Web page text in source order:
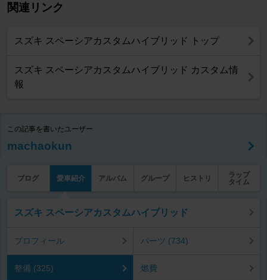
関連リンク
スズキ スペーシアカスタムハイブリッド トップ
スズキ スペーシアカスタムハイブリッド カスタム情
報
この記事を書いたユーザー
machaokun
ブログ 愛車紹介 アルバム グループ ヒストリ
ラップ
タイム
スズキ スペーシアカスタムハイブリッド
プロフィール パーツ (734)
整備 (325) 燃費